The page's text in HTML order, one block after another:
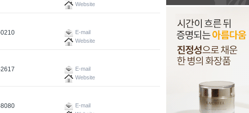
Website
E-mail
Website
E-mail
Website
E-mail